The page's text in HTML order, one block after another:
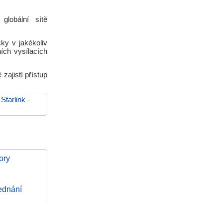
sítě
v jakékoliv
vysílacích
zajistí přístup
Starlink -